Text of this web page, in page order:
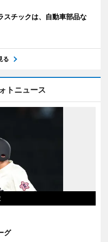
スチックは、自動車部品な
る
トニュース
グ